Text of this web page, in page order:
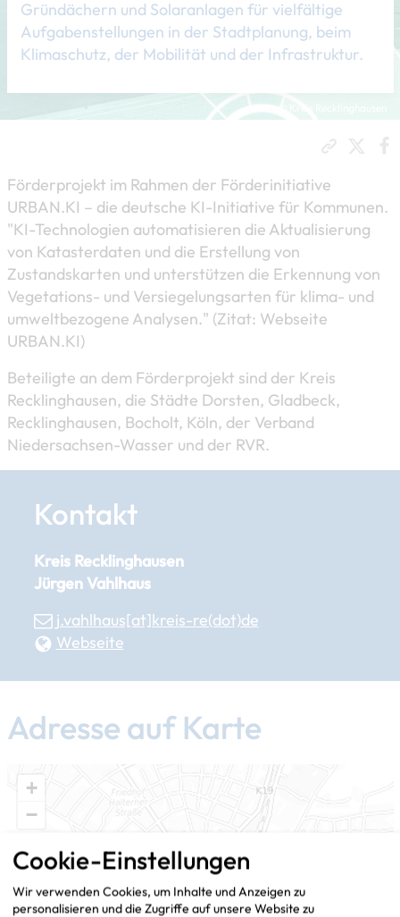
© Kreis Recklinghausen
Gründächern und Solaranlagen für vielfältige
Aufgabenstellungen in der Stadtplanung, beim
Klimaschutz, der Mobilität und der Infrastruktur.
​Förderprojekt im Rahmen der Förderinitiative
URBAN.KI – die deutsche KI-Initiative für Kommunen.
"KI-Technologien automatisieren die Aktualisierung
von Katasterdaten und die Erstellung von
Zustandskarten und unterstützen die Erkennung von
Vegetations- und Versiegelungsarten für klima- und
umweltbezogene Analysen." (Zitat: Webseite
URBAN.KI)
Beteiligte an dem Förderprojekt sind der Kreis
Recklinghausen, die Städte Dorsten, Gladbeck,
Recklinghausen, Bocholt, Köln, der Verband
Niedersachsen-Wasser und der RVR.
Kontakt
Kreis Recklinghausen
Jürgen Vahlhaus
j.vahlhaus[at]​kreis-re(dot)de
Webseite
Adresse auf Karte
+
−
Cookie-Einstellungen
Wir verwenden Cookies, um Inhalte und Anzeigen zu
personalisieren und die Zugriffe auf unsere Website zu